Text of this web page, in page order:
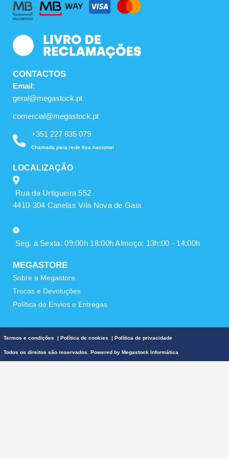
k
a
m
CONTACTOS
Email:
geral@megastock.pt
comercial@megastock.pt
+351 227 835 079
Chamada para rede fixa nacional
LOCALIZAÇÃO
Rua da Urtigueira 552
4410-304 Canelas Vila Nova de Gaia
Seg. a Sexta: 09:00h 18:00h Almoço: 13h:00 - 14:00h
MEGASTORE
Sobre a Megastore
Trocas e Devoluções
Política de Envios e Entregas
Termos e condições | Política de cookies | Política de privacidade
Todos os direitos são reservados. Powered by Megastock Informática